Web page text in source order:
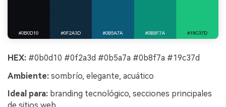
HEX: #0b0d10 #0f2a3d #0b5a7a #0b8f7a #19c37d
Ambiente: sombrío, elegante, acuático
Ideal para: branding tecnológico, secciones principales